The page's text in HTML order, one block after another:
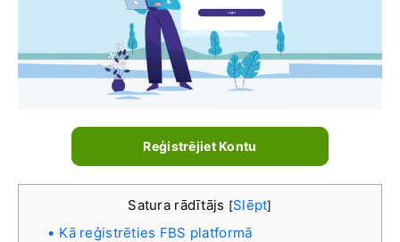
Reģistrējiet Kontu
Satura rādītājs [Slēpt]
Kā reģistrēties FBS platformā